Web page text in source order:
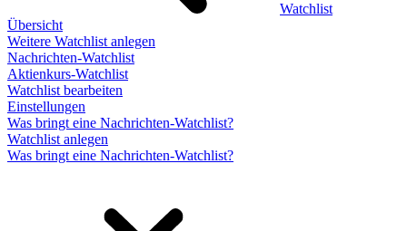
Watchlist
Übersicht
Weitere Watchlist anlegen
Nachrichten-Watchlist
Aktienkurs-Watchlist
Watchlist bearbeiten
Einstellungen
Was bringt eine Nachrichten-Watchlist?
Watchlist anlegen
Was bringt eine Nachrichten-Watchlist?